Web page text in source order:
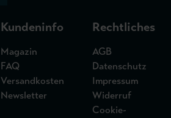
Kundeninfo
Magazin
FAQ
Versandkosten
Newsletter
Rechtliches
AGB
Datenschutz
Impressum
Widerruf
Cookie-